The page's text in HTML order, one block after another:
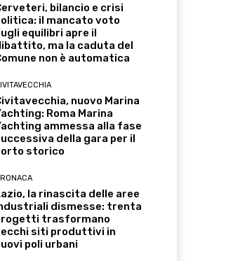
bilancio e crisi
il mancato voto
equilibri apre il
ma la caduta del
non è automatica
nuovo Marina
Roma Marina
ammessa alla fase
della gara per il
storico
la rinascita delle aree
dismesse: trenta
trasformano
siti produttivi in
poli urbani